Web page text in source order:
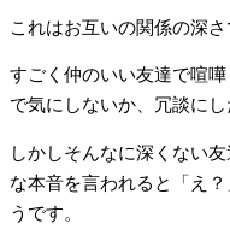
これはお互いの関係の深
すごく仲のいい友達で喧
で気にしないか、冗談にし
しかしそんなに深くない
な本音を言われると「え
うです。